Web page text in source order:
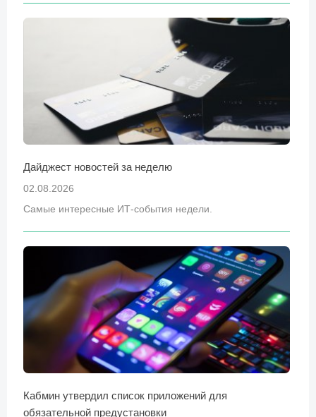
Дайджест новостей за неделю
02.08.2026
Самые интересные ИТ-события недели.
Кабмин утвердил список приложений для
обязательной предустановки